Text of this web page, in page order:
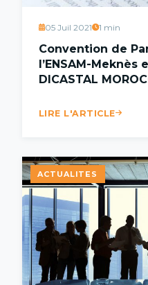
05 Juil 2021 1 min
Convention de
l’ENSAM-
DICASTAL
LIRE L'ARTICLE
ACTUALITES